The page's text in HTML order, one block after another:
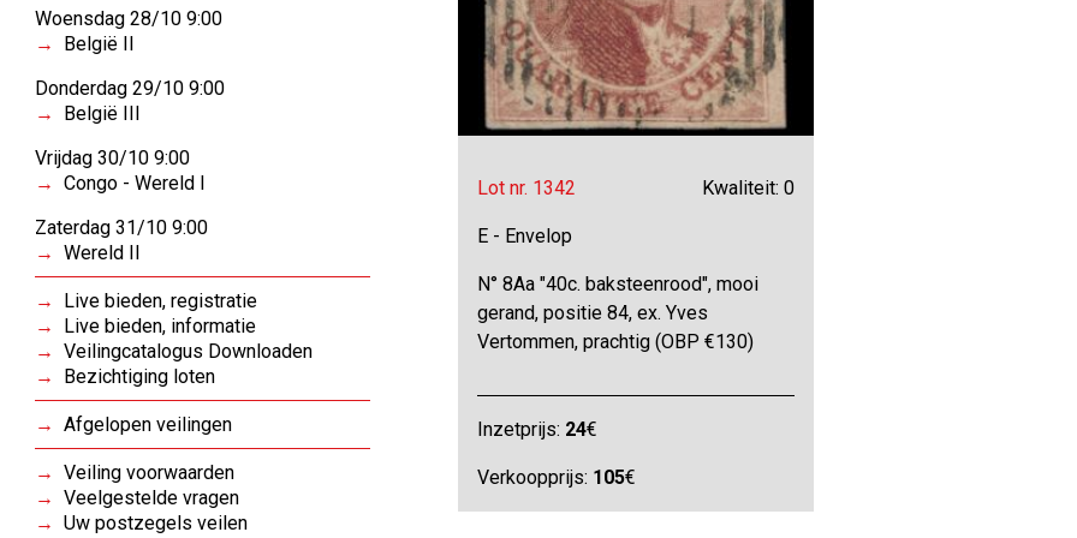
Woensdag 28/10 9:00
België II
Donderdag 29/10 9:00
België III
Vrijdag 30/10 9:00
Congo - Wereld I
Zaterdag 31/10 9:00
Wereld II
Live bieden, registratie
Live bieden, informatie
Veilingcatalogus Downloaden
Bezichtiging loten
Afgelopen veilingen
Veiling voorwaarden
Veelgestelde vragen
Uw postzegels veilen
Lot nr. 1342 Kwaliteit: 0
E - Envelop
N° 8Aa "40c. baksteenrood", mooi
gerand, positie 84, ex. Yves
Vertommen, prachtig (OBP €130)
Inzetprijs: 24€
Verkoopprijs: 105€